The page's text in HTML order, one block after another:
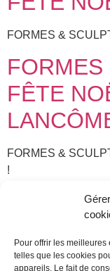
Pour offrir les
telles que les cookies
appareils. Le fait de
FORMES &
FÊTE
FORMES &
!
STAND
F&S signe la